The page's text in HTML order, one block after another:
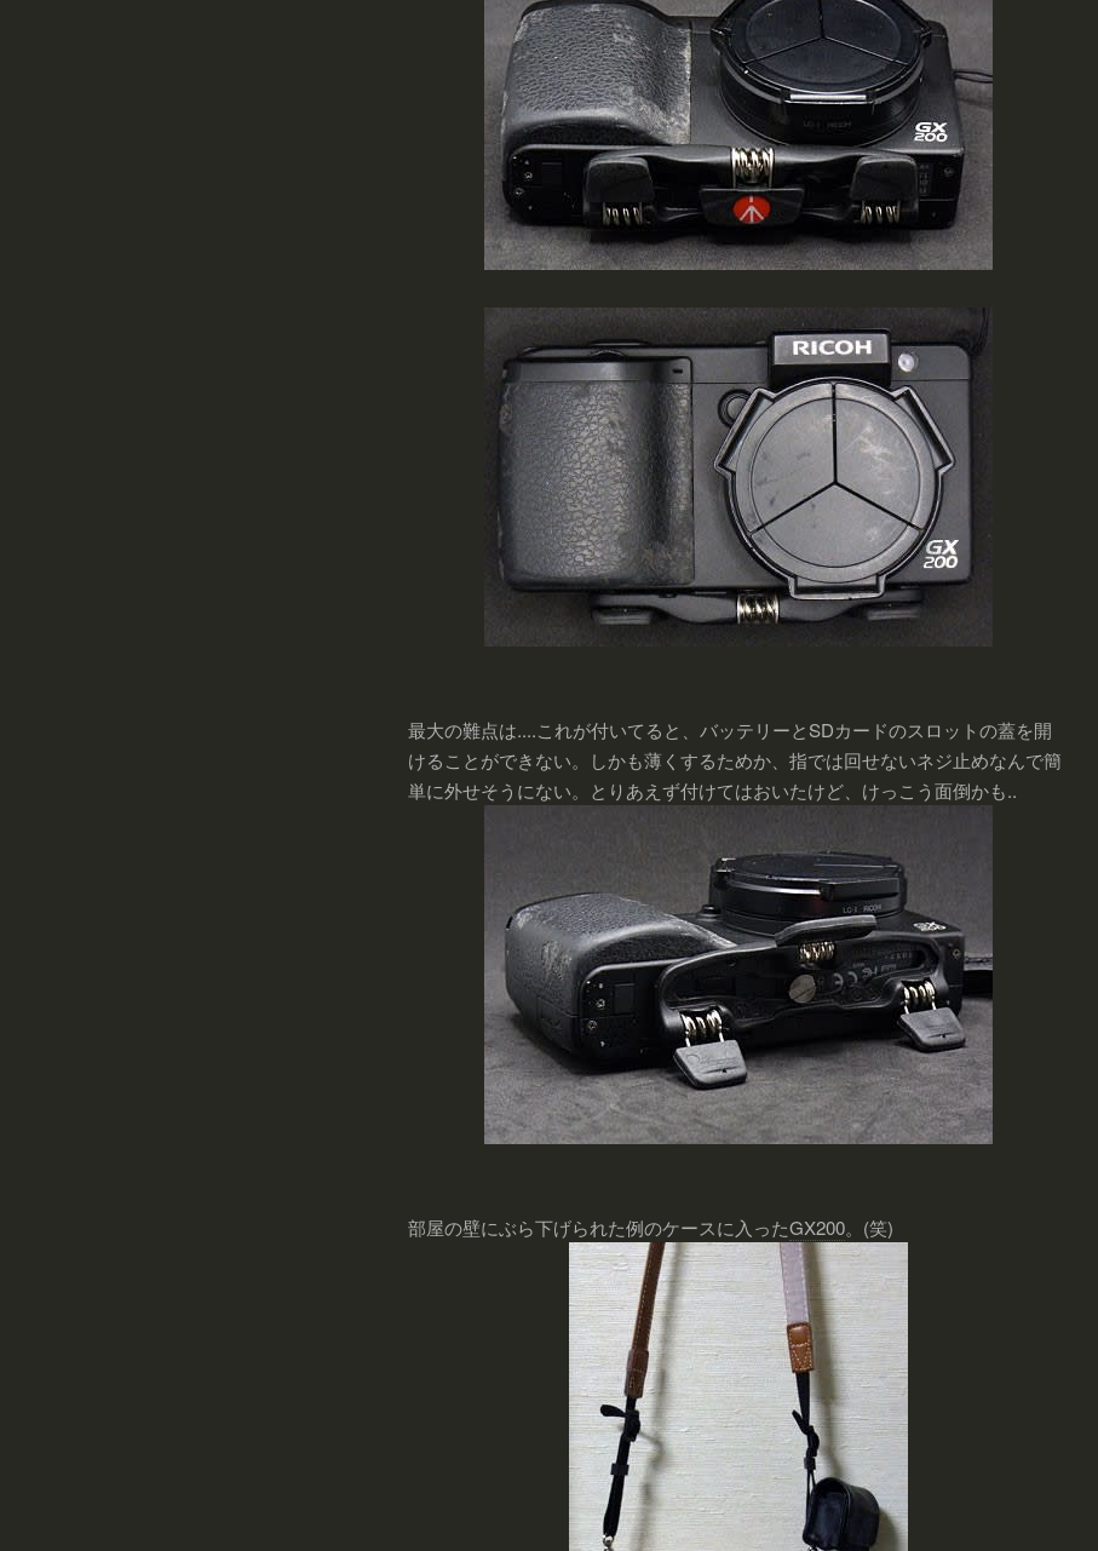
最大の難点は....これが付いてると、バッテリーとSDカードのスロットの蓋を開
けることができない。しかも薄くするためか、指では回せないネジ止めなんで簡
単に外せそうにない。とりあえず付けてはおいたけど、けっこう面倒かも..
部屋の壁にぶら下げられた例のケースに入ったGX200。(笑)